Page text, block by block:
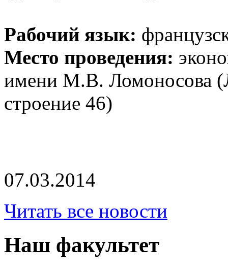
Рабочий язык:
Место проведения:
имени М.В. Ломоносова
строение 46)
07.03.2014
Читать все новости
Наш факультет